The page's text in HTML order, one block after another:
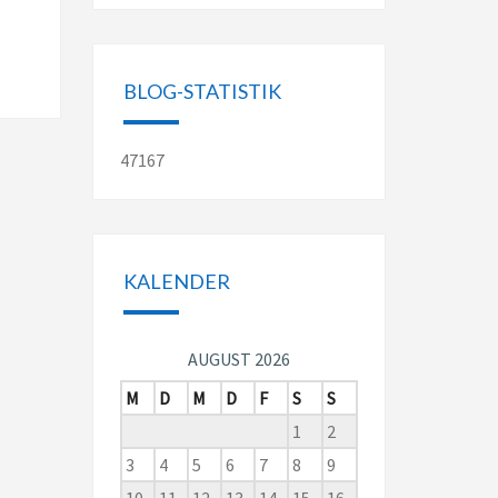
BLOG-STATISTIK
47167
KALENDER
AUGUST 2026
M
D M D F S S
1
2
3
4 5 6 7 8
9